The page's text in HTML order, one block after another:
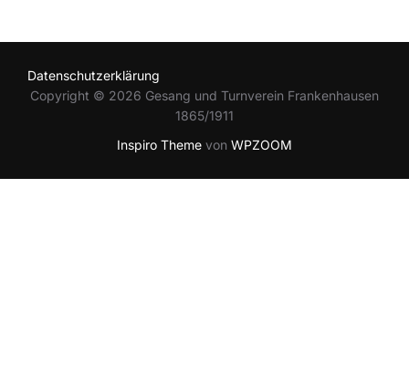
Datenschutzerklärung
Copyright © 2026 Gesang und Turnverein Frankenhausen
1865/1911
Inspiro Theme von WPZOOM